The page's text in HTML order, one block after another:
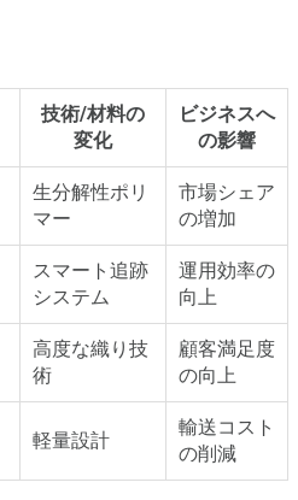
技術/材料の
変化
ビジネスへ
の影響
生分解性ポリ
マー
市場シェア
の増加
スマート追跡
システム
運用効率の
向上
高度な織り技
術
顧客満足度
の向上
軽量設計
輸送コスト
の削減